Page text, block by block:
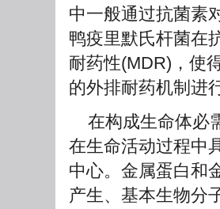
中一般通过抗菌素
鸭疫里默氏杆菌在
耐药性(MDR)，使
的外排耐药机制进
在构成生命体必
在生命活动过程中
中心。金属蛋白和
产生、基本生物分